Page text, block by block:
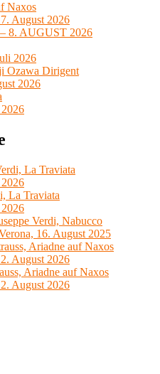
Naxos
August 2026
8. AUGUST 2026
2026
Ozawa Dirigent
2026
La Traviata
La Traviata
Verdi, Nabucco
16. August 2025
Ariadne auf Naxos
August 2026
Ariadne auf Naxos
August 2026